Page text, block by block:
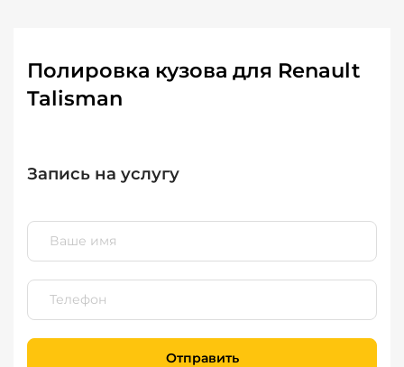
Полировка кузова для Renault
Talisman
Запись на услугу
Отправить